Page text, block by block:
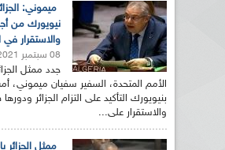
ميموني:
نيويورك من
والاستقرار في
08 سبتمبر 2021
جدد ممثل
الأمم المتحدة، السفير سفيان ميموني،
بنيويورك التأكيد على التزام الجزائر
والاستقرار على...
ممثل الجزائر